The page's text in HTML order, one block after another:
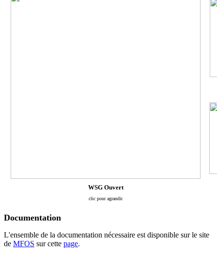
WSG Ouvert
clic pour agrandir
Documentation
L'ensemble de la documentation nécessaire est disponible sur le site
de MFOS sur cette page.